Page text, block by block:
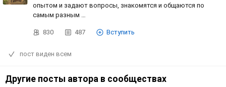
опытом и задают вопросы, знакомятся и общаются по
самым разным …
830 487 Вступить
пост виден всем
Другие посты автора в сообществах